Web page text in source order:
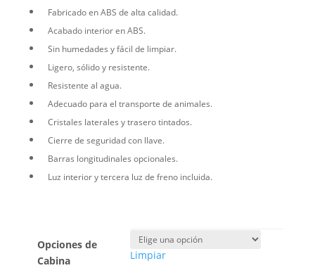
Fabricado en ABS de alta calidad.
Acabado interior en ABS.
Sin humedades y fácil de limpiar.
Ligero, sólido y resistente.
Resistente al agua.
Adecuado para el transporte de animales.
Cristales laterales y trasero tintados.
Cierre de seguridad con llave.
Barras longitudinales opcionales.
Luz interior y tercera luz de freno incluida.
Opciones de
Cabina
Limpiar